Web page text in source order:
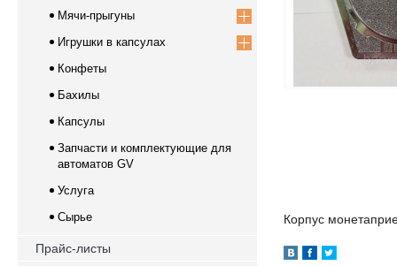
Корпус
Мячи-прыгуны
Игрушки в капсулах
Конфеты
Бахилы
Капсулы
Запчасти и комплектующие для
автоматов GV
Услуга
Сырье
Прайс-листы